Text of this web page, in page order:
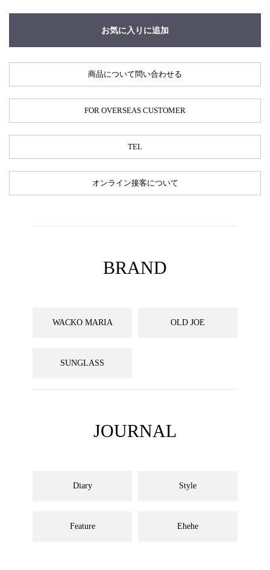
お気に入りに追加
商品について問い合わせる
FOR OVERSEAS CUSTOMER
TEL
オンライン接客について
BRAND
WACKO MARIA OLD JOE
SUNGLASS
JOURNAL
Diary Style
Feature Ehehe